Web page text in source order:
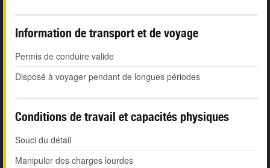
Information de transport et de voyage
Permis de conduire valide
Disposé à voyager pendant de longues périodes
Conditions de travail et capacités physiques
Souci du détail
Manipuler des charges lourdes